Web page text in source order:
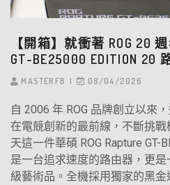
【開箱】就衝著 ROG 20
GT-BE25000 EDITION 20
MASTERFB 08/04/2026
自 2006 年 ROG 品牌創立以來
在電競創新的最前線，不斷挑
天這一件華碩 ROG Rapture GT-
是一台追求速度的路由器，更是
級藝術品。全機採用獨家的黑